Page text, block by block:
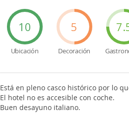
10
Ubicación
5
Decoración
Está en pleno casco histórico por lo
El hotel no es accesible con coche.
Buen desayuno italiano.